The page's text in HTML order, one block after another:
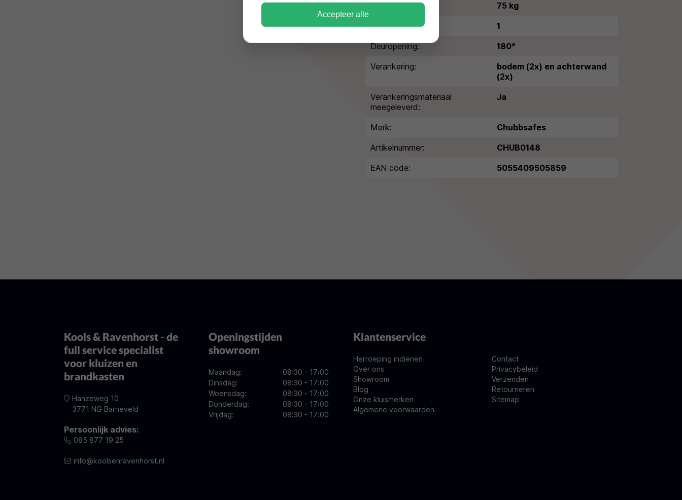
Gewicht:
75 kg
Legborden:
1
Deuropening:
180°
Verankering:
bodem (2x) en achterwand
(2x)
Verankeringsmateriaal
meegeleverd:
Ja
Merk:
Chubbsafes
Artikelnummer:
CHUB0148
EAN code:
5055409505859
Kools & Ravenhorst - de
full service specialist
voor kluizen en
brandkasten
Hanzeweg 10
3771 NG Barneveld
Persoonlijk advies:
085 877 19 25
info@koolsenravenhorst.nl
Openingstijden
showroom
Maandag:
08:30 - 17:00
Dinsdag:
08:30 - 17:00
Woensdag:
08:30 - 17:00
Donderdag:
08:30 - 17:00
Vrijdag:
08:30 - 17:00
Klantenservice
Herroeping indienen
Over ons
Showroom
Blog
Onze kluismerken
Algemene voorwaarden
Contact
Privacybeleid
Verzenden
Retourneren
Sitemap
Accepteer alle